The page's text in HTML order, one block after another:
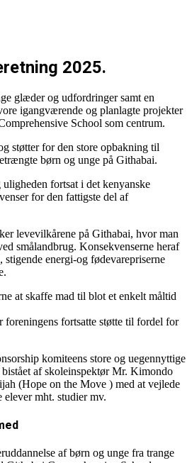
2025.
glæder og udfordringer samt en
igangværende og planlagte projekter
School som centrum.
støtter for den store opbakning til
børn og unge på Githabai.
fortsat i det kenyanske
for den fattigste del af
levevilkårene på Githabai, hvor man
smålandbrug. Konsekvenserne heraf
energi-og fødevarepriserne
at skaffe mad til blot et enkelt måltid
fortsatte støtte til fordel for
komiteens store og uegennyttige
af skoleinspektør Mr. Kimondo
(Hope on the Move ) med at vejlede
elever mht. studier mv.
af børn og unge fra trange